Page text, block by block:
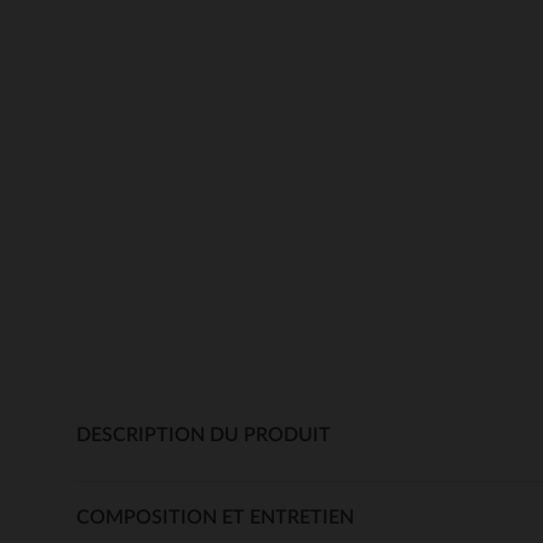
DESCRIPTION DU PRODUIT
COMPOSITION ET ENTRETIEN